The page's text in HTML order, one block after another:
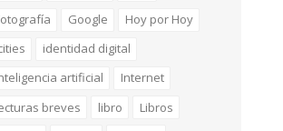
Google
Hoy por Hoy
identidad digital
artificial
Internet
breves
libro
Libros